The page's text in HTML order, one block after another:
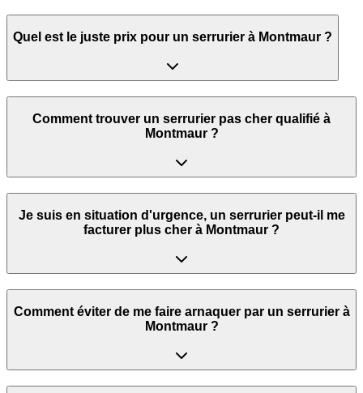
Quel est le juste prix pour un serrurier à Montmaur ?
Comment trouver un serrurier pas cher qualifié à
Montmaur ?
Je suis en situation d'urgence, un serrurier peut‑il me
facturer plus cher à Montmaur ?
Comment éviter de me faire arnaquer par un serrurier à
Montmaur ?